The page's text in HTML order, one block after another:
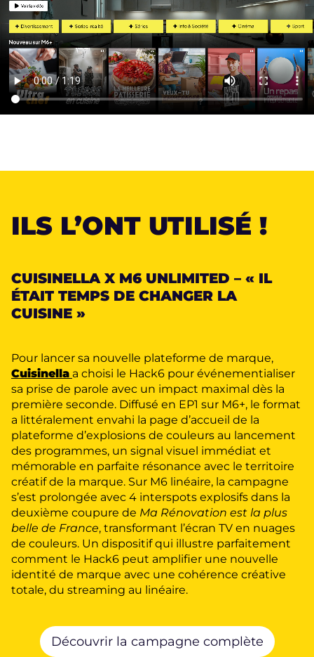
ILS L’ONT UTILISÉ !
CUISINELLA X M6 UNLIMITED – « IL
ÉTAIT TEMPS DE CHANGER LA
CUISINE »
Pour lancer sa nouvelle plateforme de marque,
Cuisinella a choisi le Hack6 pour événementialiser
sa prise de parole avec un impact maximal dès la
première seconde. Diffusé en EP1 sur M6+, le format
a littéralement envahi la page d’accueil de la
plateforme d’explosions de couleurs au lancement
des programmes, un signal visuel immédiat et
mémorable en parfaite résonance avec le territoire
créatif de la marque. Sur M6 linéaire, la campagne
s’est prolongée avec 4 interspots explosifs dans la
deuxième coupure de Ma Rénovation est la plus
belle de France, transformant l’écran TV en nuages
de couleurs. Un dispositif qui illustre parfaitement
comment le Hack6 peut amplifier une nouvelle
identité de marque avec une cohérence créative
totale, du streaming au linéaire.
Découvrir la campagne complète